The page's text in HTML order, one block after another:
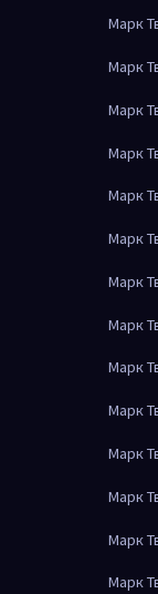
Марк
Марк
Марк
Марк
Марк
Марк
Марк
Марк
Марк
Марк
Марк
Марк
Марк
Марк